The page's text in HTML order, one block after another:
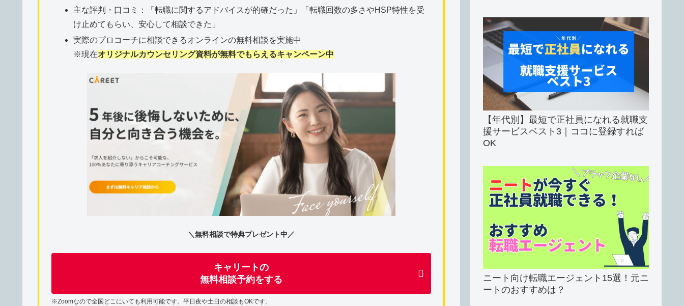
主な評判・口コミ：「転職に関するアドバイスが的確だった」「転職回数の多さやHSP特性を受
け止めてもらい、安心して相談できた」
実際のプロコーチに相談できるオンラインの無料相談を実施中
※現在オリジナルカウンセリング資料が無料でもらえるキャンペーン中
＼無料相談で特典プレゼント中／
キャリートの
無料相談予約をする
※Zoomなので全国どこにいても利用可能です。平日夜や土日の相談もOKです。
【年代別】最短で正社員になれる就職支
援サービスベスト3｜ココに登録すれば
OK
ニート向け転職エージェント15選！元ニ
ートのおすすめは？